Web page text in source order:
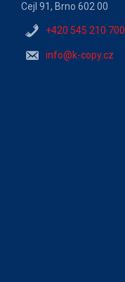
Cejl 91, Brno 602 00
+420 545 210 700
info@k-copy.cz